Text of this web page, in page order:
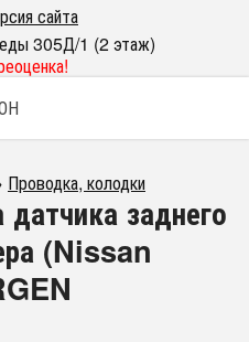
сайта
305Д/1 (2 этаж)
Проводка, колодки
заднего
(Nissan